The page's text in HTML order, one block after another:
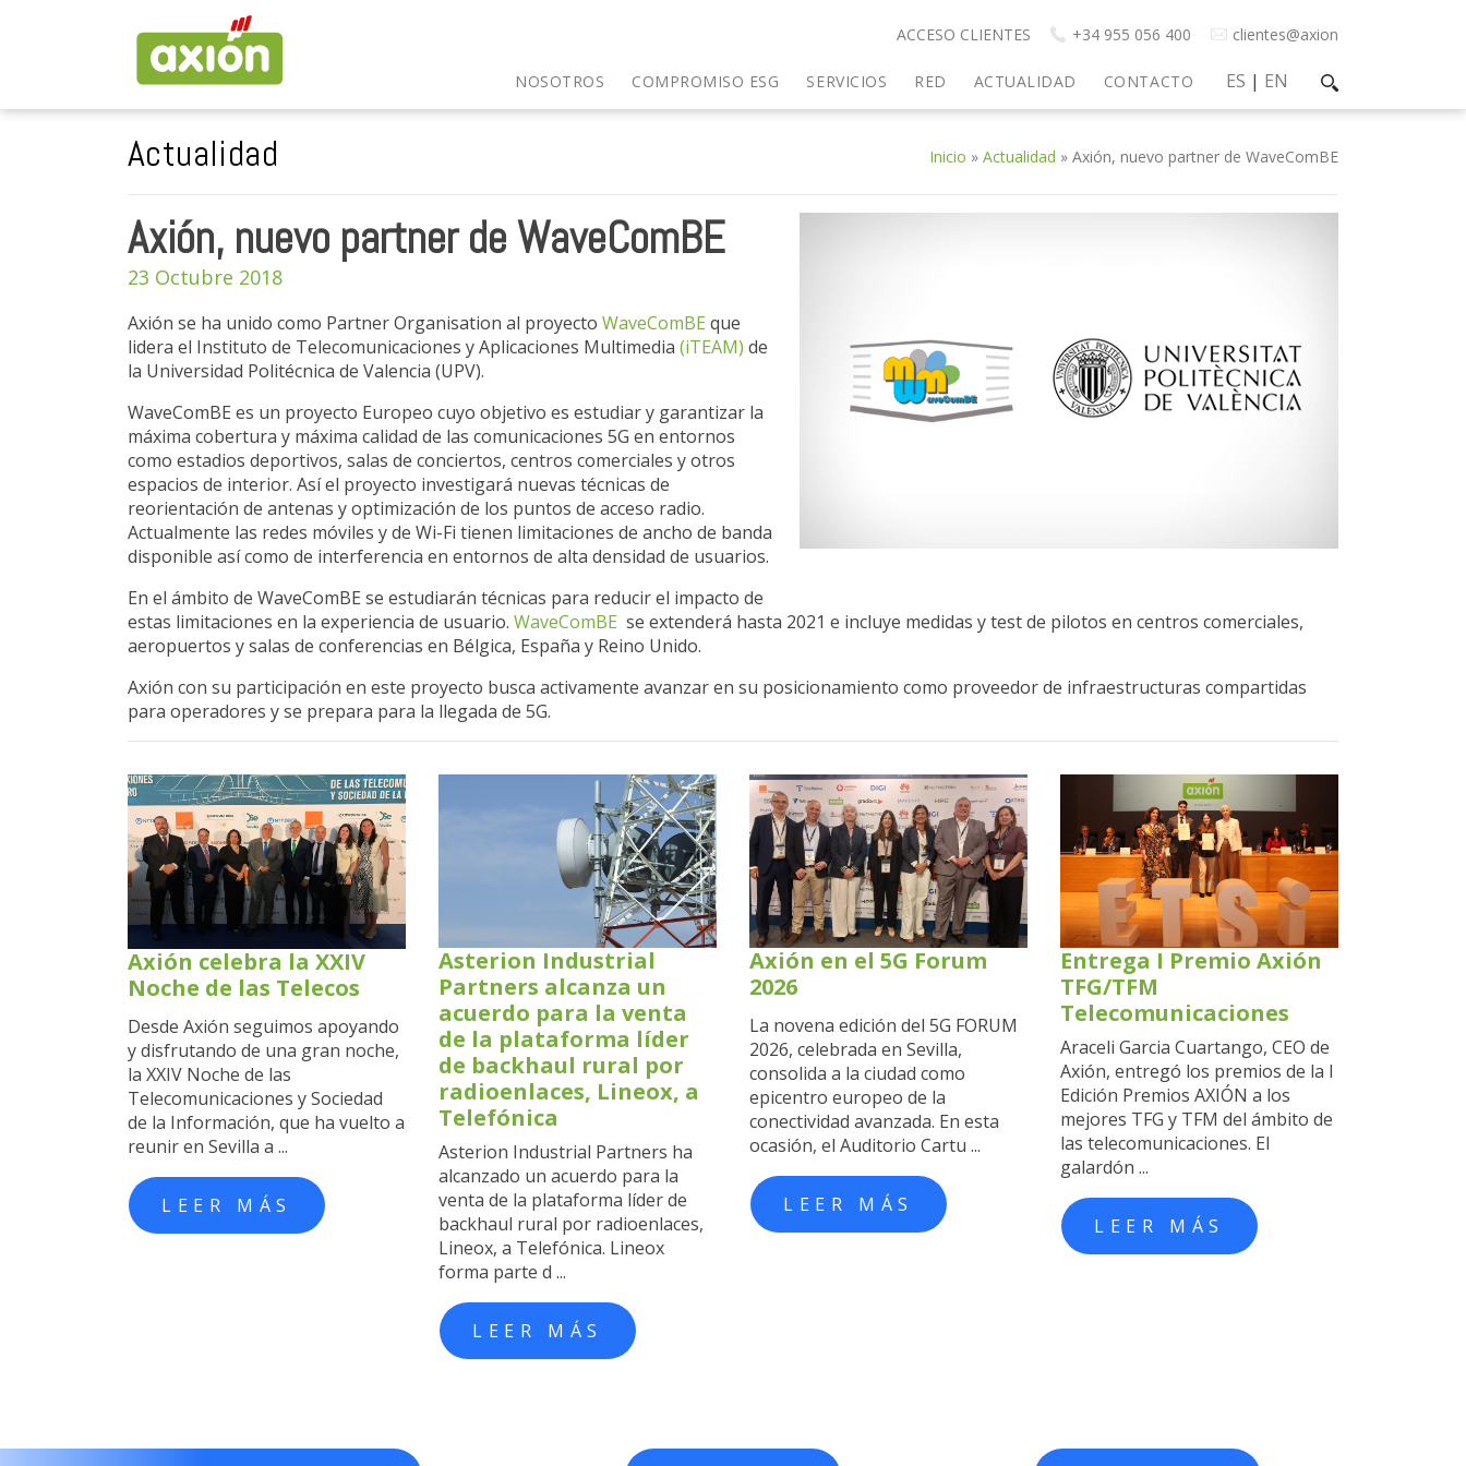
clientes@axion
+34 955 056 400
ACCESO CLIENTES
ES | EN
NOSOTROS COMPROMISO ESG SERVICIOS RED ACTUALIDAD CONTACTO
Actualidad Inicio » Actualidad » Axión, nuevo partner de WaveComBE
Axión, nuevo partner de WaveComBE
23 Octubre 2018
Axión se ha unido como Partner Organisation al proyecto WaveComBE que
lidera el Instituto de Telecomunicaciones y Aplicaciones Multimedia (iTEAM) de
la Universidad Politécnica de Valencia (UPV).
WaveComBE es un proyecto Europeo cuyo objetivo es estudiar y garantizar la
máxima cobertura y máxima calidad de las comunicaciones 5G en entornos
como estadios deportivos, salas de conciertos, centros comerciales y otros
espacios de interior. Así el proyecto investigará nuevas técnicas de
reorientación de antenas y optimización de los puntos de acceso radio.
Actualmente las redes móviles y de Wi-Fi tienen limitaciones de ancho de banda
disponible así como de interferencia en entornos de alta densidad de usuarios.
En el ámbito de WaveComBE se estudiarán técnicas para reducir el impacto de
estas limitaciones en la experiencia de usuario. WaveComBE se extenderá hasta 2021 e incluye medidas y test de pilotos en centros comerciales,
aeropuertos y salas de conferencias en Bélgica, España y Reino Unido.
Axión con su participación en este proyecto busca activamente avanzar en su posicionamiento como proveedor de infraestructuras compartidas
para operadores y se prepara para la llegada de 5G.
Axión celebra la XXIV
Noche de las Telecos
Desde Axión seguimos apoyando
y disfrutando de una gran noche,
la XXIV Noche de las
Telecomunicaciones y Sociedad
de la Información, que ha vuelto a
reunir en Sevilla a ...
LEER MÁS
Asterion Industrial
Partners alcanza un
acuerdo para la venta
de la plataforma líder
de backhaul rural por
radioenlaces, Lineox, a
Telefónica
Asterion Industrial Partners ha
alcanzado un acuerdo para la
venta de la plataforma líder de
backhaul rural por radioenlaces,
Lineox, a Telefónica. Lineox
forma parte d ...
LEER MÁS
Axión en el 5G Forum
2026
La novena edición del 5G FORUM
2026, celebrada en Sevilla,
consolida a la ciudad como
epicentro europeo de la
conectividad avanzada. En esta
ocasión, el Auditorio Cartu ...
LEER MÁS
Entrega I Premio Axión
TFG/TFM
Telecomunicaciones
Araceli Garcia Cuartango, CEO de
Axión, entregó los premios de la I
Edición Premios AXIÓN a los
mejores TFG y TFM del ámbito de
las telecomunicaciones. El
galardón ...
LEER MÁS